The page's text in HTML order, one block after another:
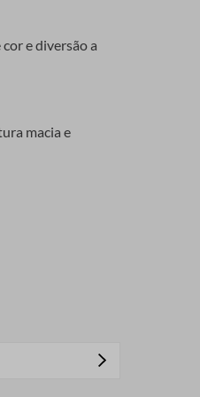
e diversão a
macia e
itens de